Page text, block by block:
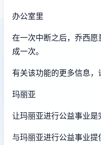
办公室里
在一次中断之后，乔西
成一次。
有关该功能的更多信息，
玛丽亚
让玛丽亚进行公益事业是
与玛丽亚进行公益事业